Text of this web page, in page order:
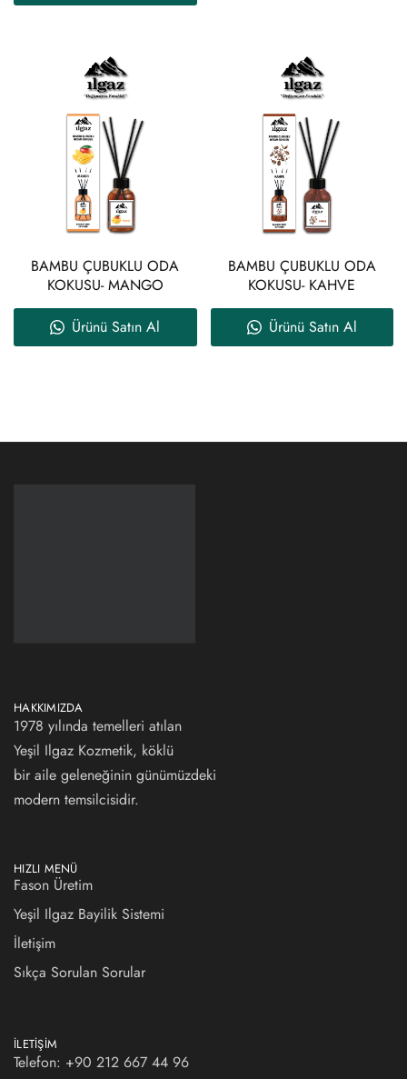
BAMBU ÇUBUKLU ODA
KOKUSU- MANGO
Ürünü Satın Al
BAMBU ÇUBUKLU ODA
KOKUSU- KAHVE
Ürünü Satın Al
HAKKIMIZDA
1978 yılında temelleri atılan
Yeşil Ilgaz Kozmetik, köklü
bir aile geleneğinin günümüzdeki
modern temsilcisidir.
HIZLI MENÜ
Fason Üretim
Yeşil Ilgaz Bayilik Sistemi
İletişim
Sıkça Sorulan Sorular
İLETIŞIM
Telefon: +90 212 667 44 96